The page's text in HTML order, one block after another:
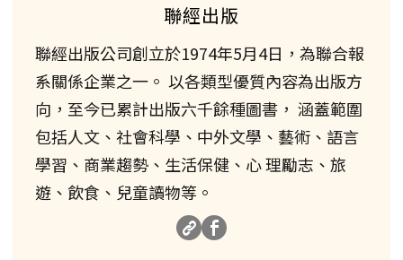
聯經出版
聯經出版公司創立於1974年5月4日，為聯合報
系關係企業之一。 以各類型優質內容為出版方
向，至今已累計出版六千餘種圖書， 涵蓋範圍
包括人文、社會科學、中外文學、藝術、語言
學習、商業趨勢、生活保健、心 理勵志、旅
遊、飲食、兒童讀物等。